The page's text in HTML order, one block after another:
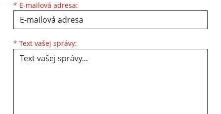
* E-mailová adresa:
* Text vašej správy: